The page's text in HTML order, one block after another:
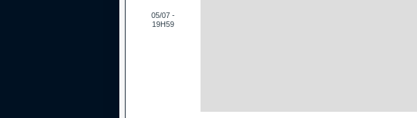
05/07 -
19H59